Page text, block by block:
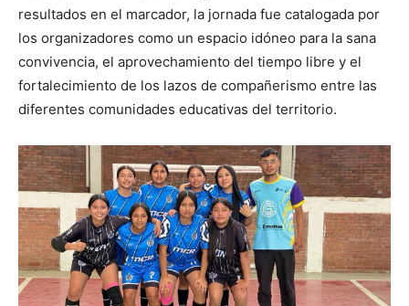
resultados en el marcador, la jornada fue catalogada por
los organizadores como un espacio idóneo para la sana
convivencia, el aprovechamiento del tiempo libre y el
fortalecimiento de los lazos de compañerismo entre las
diferentes comunidades educativas del territorio.